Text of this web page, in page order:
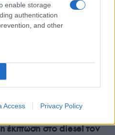
enable storage
authentication
and other
Access Privacy Policy
έκπτωση στο diesel τον